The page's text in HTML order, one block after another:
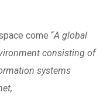
come “A global
consisting of
systems